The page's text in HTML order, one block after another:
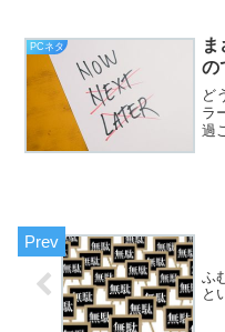
を
な
PCネタ
の
ど
ラ
過
ふ
と